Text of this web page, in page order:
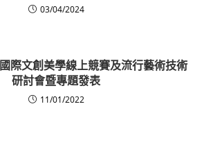
03/04/2024
際文創美學線上競賽及流行藝術技術
研討會暨專題發表
11/01/2022